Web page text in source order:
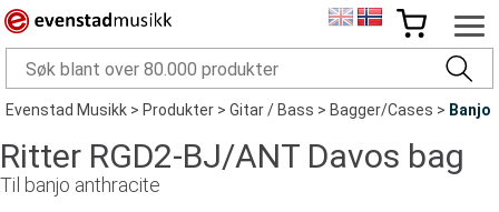
Evenstad Musikk>Produkter>Gitar / Bass>Bagger/Cases> Banjo
Ritter RGD2-BJ/ANT Davos bag
Til banjo anthracite